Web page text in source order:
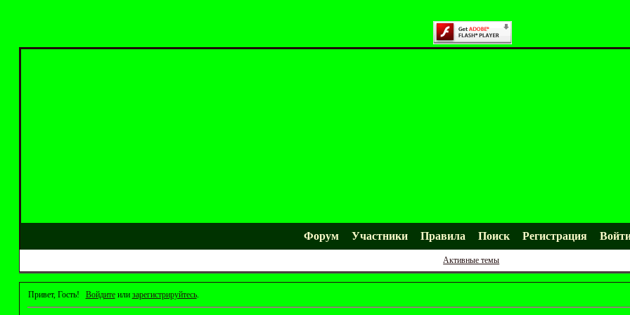
Форум Участники Правила Поиск Регистрация
Активные темы
Привет, Гость! Войдитеили зарегистрируйтесь.